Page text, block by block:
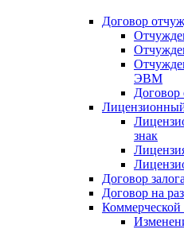
Договор
ЭВМ
Договор
знак
Договор
Договор на
Коммерческой